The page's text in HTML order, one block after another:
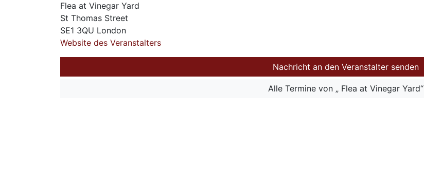
Flea at Vinegar Yard
St Thomas Street
SE1 3QU London
Website des Veranstalters
Nachricht an den Veranstalter senden
Alle Termine von „ Flea at Vinegar Yard“